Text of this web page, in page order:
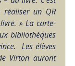
réaliser un QR
» La carte-
bibliothèques
Les élèves
Virton auront